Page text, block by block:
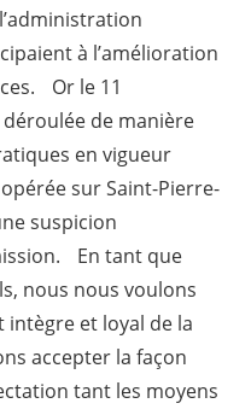
à l’amélioration
Or le 11
déroulée de manière
en vigueur
sur Saint-Pierre-
suspicion
En tant que
nous nous voulons
intègre et loyal de la
accepter la façon
tant les moyens